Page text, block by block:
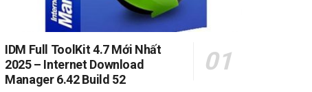
IDM Full ToolKit 4.7 Mới Nhất
2025 – Internet Download
Manager 6.42 Build 52